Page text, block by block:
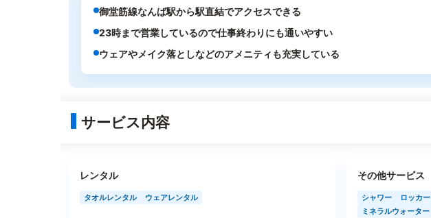
御堂筋線なんば駅から駅直結でアクセスできる
23時まで営業しているので仕事終わりにも通いやすい
ウェアやメイク落としなどのアメニティも充実している
サービス内容
レンタル
タオルレンタル ウェアレンタル
その他サービス
シャワー ロッカー
ミネラルウォーター